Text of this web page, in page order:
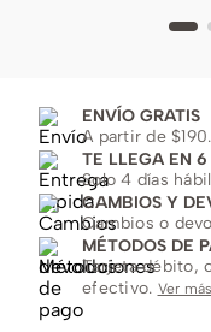
ENVÍO GRATIS
A partir de
TE LLEGA EN
Solo 4 días
CAMBIOS Y
Cambios o
MÉTODOS DE
Tarjeta débito,
efectivo. Ver más